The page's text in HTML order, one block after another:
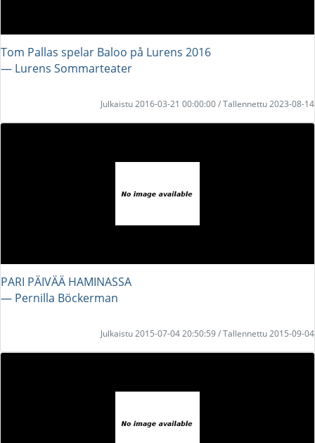
Tom Pallas spelar Baloo på Lurens 2016
― Lurens Sommarteater
Julkaistu 2016-03-21 00:00:00 / Tallennettu 2023-08-14
PARI PÄIVÄÄ HAMINASSA
― Pernilla Böckerman
Julkaistu 2015-07-04 20:50:59 / Tallennettu 2015-09-04